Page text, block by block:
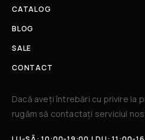
CATALOG
BLOG
SALE
CONTACT
Dacă aveți întrebări cu privire la
rugăm să contactați serviciul